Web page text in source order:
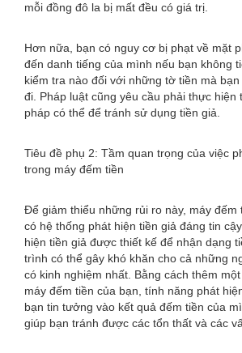
mỗi đồng đô la bị mất đều có giá trị.
Hơn nữa, bạn có nguy cơ bị phạt về mặt
đến danh tiếng của mình nếu bạn không
kiểm tra nào đối với những tờ tiền mà
đi. Pháp luật cũng yêu cầu phải thực hiện
pháp có thể để tránh sử dụng tiền giả.
Tiêu đề phụ 2: Tầm quan trọng của việc
trong máy đếm tiền
Để giảm thiểu những rủi ro này, máy đếm
có hệ thống phát hiện tiền giả đáng tin
hiện tiền giả được thiết kế để nhận dạng
trình có thể gây khó khăn cho cả những
có kinh nghiệm nhất. Bằng cách thêm
máy đếm tiền của bạn, tính năng phát
bạn tin tưởng vào kết quả đếm tiền của
giúp bạn tránh được các tổn thất và các